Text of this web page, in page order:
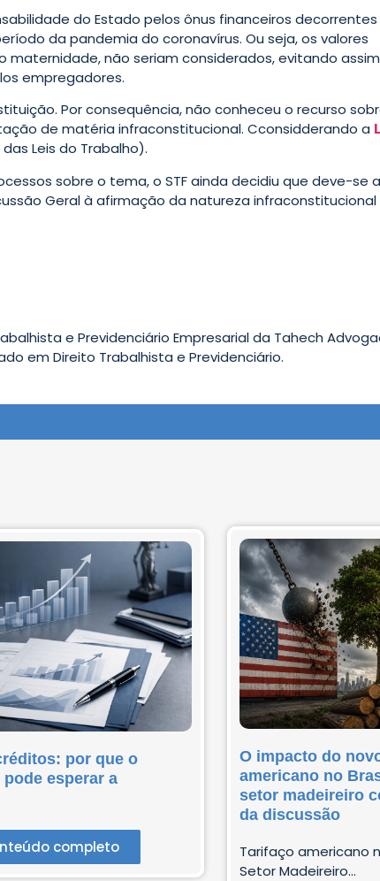
do Estado pelos ônus financeiros
da pandemia do coronavírus. Ou seja, os valores
não seriam considerados, evitando
empregadores.
Por consequência, não conheceu o recurso
de matéria infraconstitucional. Cconsidderando a
Leis do Trabalho).
sobre o tema, o STF ainda decidiu que deve-se
Geral à afirmação da natureza infraconstitucional
e Previdenciário Empresarial da Tahech
em Direito Trabalhista e Previdenciário.
por que o
esperar a
completo
O impacto do
americano no
setor madeireiro
da discussão
Tarifaço americano
Setor Madeireiro...